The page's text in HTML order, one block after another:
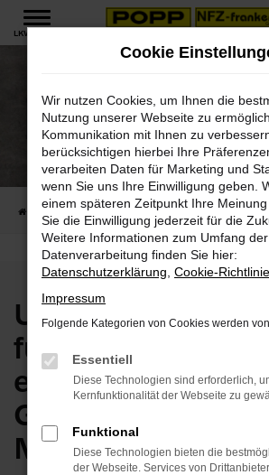
Zum
Hauptinhalt
LKW MENÜ
Startseite LKW Ersatzteile Ersatzteil
Unser
für LKW bietet
erstklassige
Gelegenheiten
Menge
Cookie
Wir nutzen Cookies, um Ihnen die
Nutzung unserer Webseite zu
Kommunikation mit Ihnen zu
berücksichtigen hierbei Ihre
verarbeiten Daten für Marketing und
wenn Sie uns Ihre Einwilligung geben.
einem späteren Zeitpunkt Ihre
Sie die Einwilligung jederzeit für die
Weitere Informationen zum Umfang der
Datenverarbeitung finden Sie hier:
Datenschutzerklärung Cookie-Richtlinie
Impressum
Folgende Kategorien von Cookies werden
Essentiell
Diese Technologien sind erforderlich,
Kernfunktionalität der Webseite zu
Funktional
Diese Technologien bieten die
der Webseite. Services von